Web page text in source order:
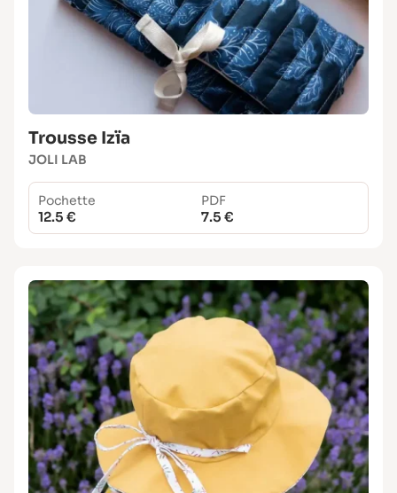
Trousse Izïa
JOLI LAB
Pochette
12.5 €
PDF
7.5 €